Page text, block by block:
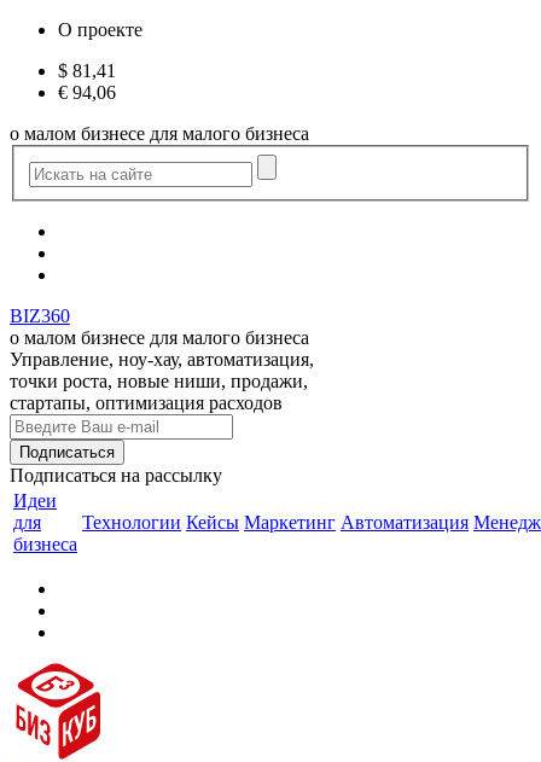
О проекте
$ 81,41
€ 94,06
о малом бизнесе для малого бизнеса
BIZ360
о малом бизнесе для малого бизнеса
Управление, ноу-хау, автоматизация,
точки роста, новые ниши, продажи,
стартапы, оптимизация расходов
Подписаться на рассылку
Идеи
для
бизнеса
Технологии Кейсы Маркетинг Автоматизация